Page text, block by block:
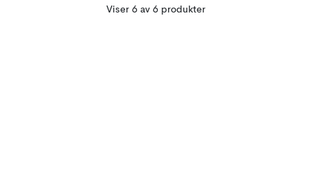
Viser 6 av 6 produkter